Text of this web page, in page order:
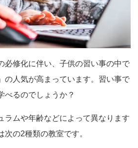
必修化に伴い、子供の習い事の中で
の人気が高まっています。習い事で
べるのでしょうか？
ラムや年齢などによって異なります
次の2種類の教室です。